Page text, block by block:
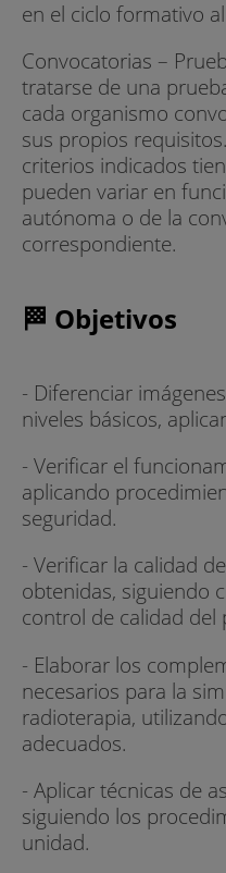
en el ciclo formativo
Convocatorias –
tratarse de una
cada organismo
sus propios
criterios indicados
pueden variar en
autónoma o de la
correspondiente.
🏁 Objetivos
- Diferenciar
niveles básicos,
- Verificar el
aplicando
seguridad.
- Verificar la calidad
obtenidas, siguiendo
control de calidad del
- Elaborar los
necesarios para la
radioterapia,
adecuados.
- Aplicar técnicas de
siguiendo los
unidad.